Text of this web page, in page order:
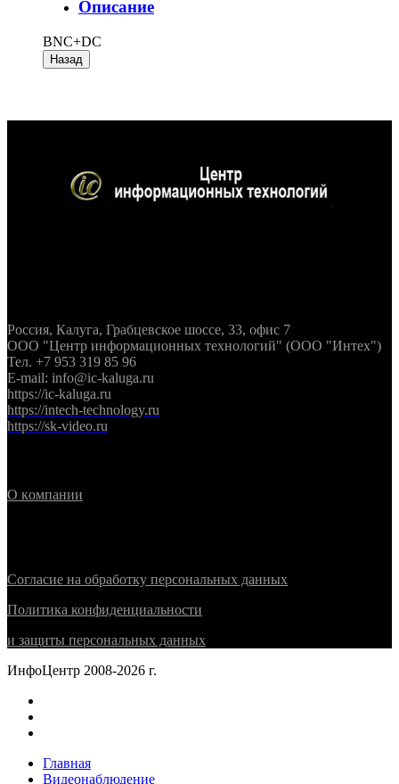
Описание
BNC+DC
Россия, Калуга, Грабцевское шоссе, 33, офис 7
ООО "Центр информационных технологий" (ООО "Интех")
Тел. +7 953 319 85 96
E-mail: info@ic-kaluga.ru
https://ic-kaluga.ru
https://intech-technology.ru
https://sk-video.ru
О компании
Согласие на обработку персональных данных
Политика конфиденциальности
и защиты персональных данных
ИнфоЦентр 2008-2026 г.
Главная
Видеонаблюдение